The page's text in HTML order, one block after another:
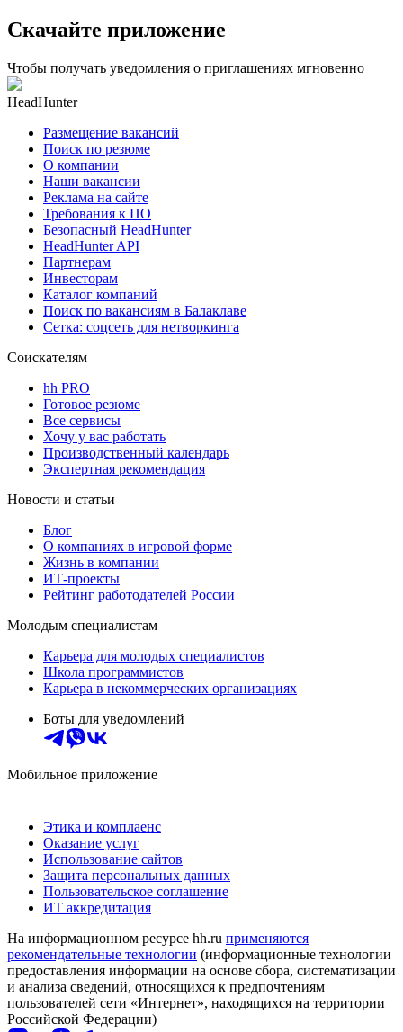
Скачайте приложение
Чтобы получать уведомления о приглашениях мгновенно
HeadHunter
Размещение вакансий
Поиск по резюме
О компании
Наши вакансии
Реклама на сайте
Требования к ПО
Безопасный HeadHunter
HeadHunter API
Партнерам
Инвесторам
Каталог компаний
Поиск по вакансиям в Балаклаве
Сетка: соцсеть для нетворкинга
Соискателям
hh PRO
Готовое резюме
Все сервисы
Хочу у вас работать
Производственный календарь
Экспертная рекомендация
Новости и статьи
Блог
О компаниях в игровой форме
Жизнь в компании
ИТ-проекты
Рейтинг работодателей России
Молодым специалистам
Карьера для молодых специалистов
Школа программистов
Карьера в некоммерческих организациях
Боты для уведомлений
Мобильное приложение
Этика и комплаенс
Оказание услуг
Использование сайтов
Защита персональных данных
Пользовательское соглашение
ИТ аккредитация
На информационном ресурсе hh.ru применяются
рекомендательные технологии (информационные технологии
предоставления информации на основе сбора, систематизации
и анализа сведений, относящихся к предпочтениям
пользователей сети «Интернет», находящихся на территории
Российской Федерации)